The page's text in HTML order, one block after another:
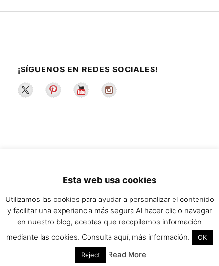
¡SÍGUENOS EN REDES SOCIALES!
2022 ©La Maleta de Maggie | Recetas de
Esta web usa cookies
Utilizamos las cookies para ayudar a personalizar el contenido
y facilitar una experiencia más segura Al hacer clic o navegar
en nuestro blog, aceptas que recopilemos información
mediante las cookies. Consulta aquí, más información.
OK
Reject Read More